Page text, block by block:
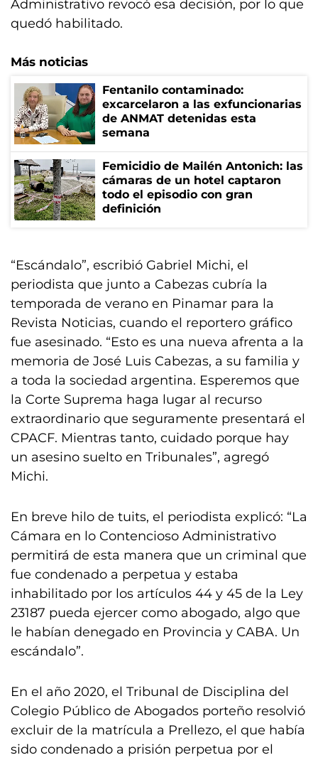
Administrativo revocó esa decisión, por lo que
quedó habilitado.
Más noticias
Fentanilo contaminado:
excarcelaron a las exfuncionarias
de ANMAT detenidas esta
semana
Femicidio de Mailén Antonich: las
cámaras de un hotel captaron
todo el episodio con gran
definición
“Escándalo”, escribió Gabriel Michi, el
periodista que junto a Cabezas cubría la
temporada de verano en Pinamar para la
Revista Noticias, cuando el reportero gráfico
fue asesinado. “Esto es una nueva afrenta a la
memoria de José Luis Cabezas, a su familia y
a toda la sociedad argentina. Esperemos que
la Corte Suprema haga lugar al recurso
extraordinario que seguramente presentará el
CPACF. Mientras tanto, cuidado porque hay
un asesino suelto en Tribunales”, agregó
Michi.
En breve hilo de tuits, el periodista explicó: “La
Cámara en lo Contencioso Administrativo
permitirá de esta manera que un criminal que
fue condenado a perpetua y estaba
inhabilitado por los artículos 44 y 45 de la Ley
23187 pueda ejercer como abogado, algo que
le habían denegado en Provincia y CABA. Un
escándalo”.
En el año 2020, el Tribunal de Disciplina del
Colegio Público de Abogados porteño resolvió
excluir de la matrícula a Prellezo, el que había
sido condenado a prisión perpetua por el